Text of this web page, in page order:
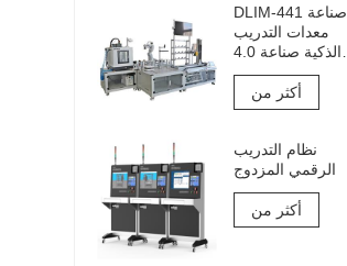
DLIM-441 صناعة
معدات التدريب
الذكية صناعة 4.0
نظام التدريب
Industry 4.0 Lab
أكثر من
نظام التدريب
الرقمي المزدوج
أكثر من